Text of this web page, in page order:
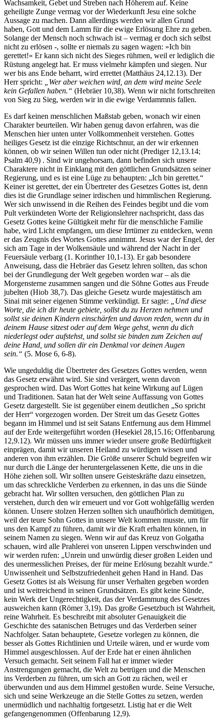
Wachsamkeit, Gebet und Streben nach Höherem auf. Keine
geheiligte Zunge vermag vor der Wiederkunft Jesu eine solche
Aussage zu machen. Dann allerdings werden wir allen Grund
haben, Gott und dem Lamm für die ewige Erlösung Ehre zu geben.
Solange der Mensch noch schwach ist – vermag er doch sich selbst
nicht zu erlösen -, sollte er niemals zu sagen wagen: »Ich bin
gerettet!« Er kann sich nicht des Sieges rühmen, weil er lediglich die
Rüstung angelegt hat. Er muss vielmehr kämpfen und siegen. Nur
wer bis ans Ende beharrt, wird errettet (Matthäus 24,12.13). Der
Herr spricht:
„Wer aber weichen wird, an dem wird meine Seele
kein Gefallen haben.“ (Hebräer 10,38). Wenn wir nicht fortschreiten
von Sieg zu Sieg, werden wir in die ewige Verdammnis fallen.
Es darf keinen menschlichen Maßstab geben, wonach wir einen
Charakter beurteilen. Wir haben genug davon erfahren, was die
Menschen hier unten unter Vollkommenheit verstehen. Gottes
heiliges Gesetz ist die einzige Richtschnur, an der wir erkennen
können, ob wir seinen Willen tun oder nicht (Prediger 12,13.14;
Psalm 40,9) . Sind wir ungehorsam, dann befinden sich unsere
Charaktere nicht in Einklang mit den göttlichen Grundsätzen seiner
Regierung, und es ist eine Lüge zu behaupten: „Ich bin gerettet.“
Keiner ist gerettet, der ein Übertreter des Gesetzes Gottes ist, denn
dies ist die Grundlage seiner irdischen und himmlischen Regierung.
Wer sich unwissend in die Reihen des Feindes begibt und die vom
Pult verkündeten Worte der Religionslehrer nachspricht, dass das
Gesetz Gottes keine Gültigkeit mehr für die menschliche Familie
habe, wird Licht empfangen, um diese Irrtümer zu entdecken, wenn
er das Zeugnis des Wortes Gottes annimmt. Jesus war der Engel, der
sich am Tage in der Wolkensäule und während der Nacht in der
Feuersäule verbarg (1. Korinther 10,1-13). Er gab besondere
Anweisung, dass die Hebräer das Gesetz lehren sollten, das schon
bei der Grundlegung der Welt gegeben worden war – als die
Morgensterne zusammen sangen und die Söhne Gottes aus Freude
jubelten (Hiob 38,7). Das gleiche Gesetz wurde majestätisch am
Sinai mit seiner eigenen Stimme verkündigt. Er sagte:
„Und diese
Worte, die ich dir heute gebiete, sollst du zu Herzen nehmen und
sollst sie deinen Kindern einschärfen und davon reden, wenn du in
deinem Hause sitzest oder auf dem Wege gehst, wenn du dich
niederlegst oder aufstehst, und sollst sie binden zum Zeichen auf
deine Hand, und sollen dir ein Denkmal vor deinen Augen
sein.“ (5. Mose 6, 6-8).
Wie ungeduldig die Übertreter des Gesetzes Gottes werden, wenn
das Gesetz erwähnt wird. Sie sind verärgert, wenn davon
gesprochen wird. Das Wort Gottes hat keine Wirkung auf Lügen
und Traditionen. Satan hat der Welt seine Auffassung von Gottes
Gesetz dargestellt. Sie ist gegenüber einem deutlichen „So spricht
der Herr“ vorgezogen worden. Der Streit um das Gesetz Gottes
begann im Himmel und ist seit Satans Entfernung aus dem Himmel
auf der Erde weitergeführt worden (Hesekiel 28,15.16; Offenbarung
12,9.12). Wir müssen uns immer wieder unsere große Bedürftigkeit
einprägen, damit wir unseren Heiland zu würdigen wissen und
anderen von ihm erzählen. Die Größe unserer Schuld begreifen wir
nur durch die Länge der heruntergelassenen Kette, die uns in die
Höhe ziehen soll. Wir sollten unsere Geisteskräfte dazu einsetzen,
um das schreckliche Verderben zu erkennen, in das uns die Sünde
gebracht hat. Wir sollten versuchen, den göttlichen Plan zu
verstehen, durch den wir erneuert und vor Gott wohlgefällig werden
können. Unsere stolzen Herzen sollten sich unaufhörlich demütigen,
weil der teure Sohn Gottes in unsere Welt kommen musste, um für
uns den Kampf zu führen, damit wir die Kraft erhalten können, in
seinem Namen zu siegen. Wenn wir auf das Kreuz von Golgatha
schauen, wird alle Prahlerei von unseren Lippen verschwinden und
wir werden rufen: „Unrein und unwürdig dieser großen Leiden und
des unermesslichen Preises, der für meine Erlösung bezahlt wurde.“
Unwissenheit und Selbstzufriedenheit gehen Hand in Hand. Das
Gesetz Gottes ist als Weisung für unser Verhalten gegeben worden
und ist weitreichend in seinen Grundsätzen. Es gibt keine Sünde,
kein Werk der Ungerechtigkeit, das der Verdammung des Gesetzes
ausweichen kann (Römer 3,19). Das große Gesetzbuch ist Wahrheit,
reine Wahrheit. Es beschreibt mit absoluter Genauigkeit die
Geschichte des satanischen Betruges und das Verderben seiner
Nachfolger. Satan behauptete, Gesetze vorlegen zu können, die
besser als Gottes Richtlinien und Urteile wären, und er wurde vom
Himmel ausgeschlossen. Auf der Erde hat er einen ähnlichen
Versuch gemacht. Seit seinem Fall hat er immer wieder
Anstrengungen gemacht, die Welt zu betrügen und die Menschen
ins Verderben zu führen, um sich an Gott zu rächen, weil er
überwunden und aus dem Himmel gestoßen wurde. Seine Versuche,
sich und seine Werkzeuge an die Stelle Gottes zu setzen, werden
unermüdlich und nachhaltig fortgesetzt. Listig hat er die Welt
gefangengenommen (Offenbarung 12,9).